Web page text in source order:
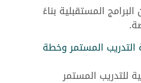
المستقبلية بناءً
التدريب المستمر وخطة
المستمر